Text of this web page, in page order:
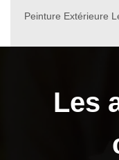
Peinture Extérieure
Les